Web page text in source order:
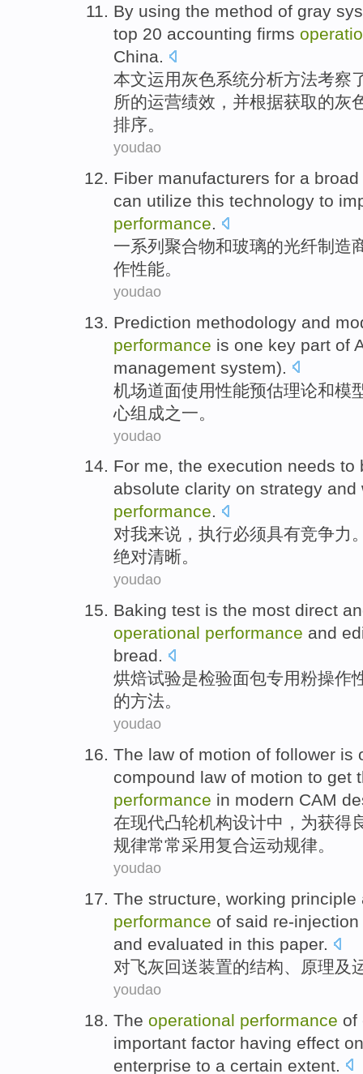
By using the method of gray
top 20 accounting firms
China.
本文运用灰色系统分析方法考察
所的运营绩效 ，并根据获取的灰
排序。
youdao
Fiber manufacturers for a
can utilize this technology to
performance.
一系列 聚合物和玻璃的光纤制造
作性能。
youdao
Prediction methodology and
performance is one key part of
management system).
机场道面使用性能预估理论和模
心组成之一 。
youdao
For me, the execution needs to
absolute clarity on strategy and
performance.
对我来说 ， 执行必须具有竞争力
绝对清晰。
youdao
Baking test is the most direct
operational performance and
bread.
烘焙试验是检验面包专用粉操作
的方法。
youdao
The law of motion of follower is
compound law of motion to get
performance in modern CAM
在现代凸轮机构设计中 ， 为获得
规律常常采用复合运动规律。
youdao
The structure, working principle
performance of said re-
and evaluated in this paper.
对飞灰回送装置的结构、 原理及
youdao
The operational performance of
important factor having effect
enterprise to a certain extent